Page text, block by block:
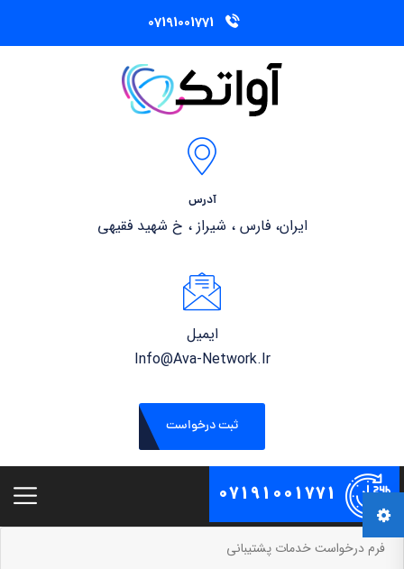
07191001771
آدرس
ایران، فارس ، شیراز ، خ شهید فقیهی
ایمیل
Info@ava-Network.ir
ثبت درخواست
07191001771
فرم درخواست خدمات پشتیبانی